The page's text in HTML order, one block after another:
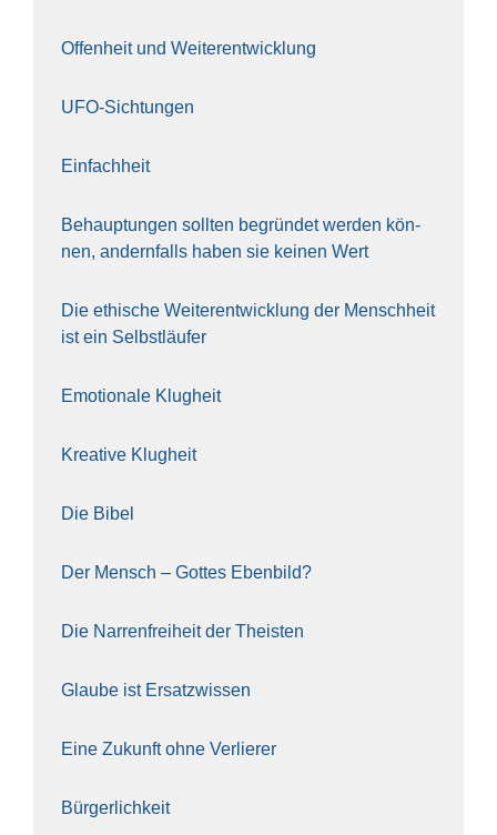
Offen­heit und Wei­ter­ent­wick­lung
UFO-Sich­tun­gen
Ein­fach­heit
Behaup­tun­gen soll­ten begrün­det wer­den kön­
nen, andern­falls haben sie kei­nen Wert
Die ethi­sche Wei­ter­ent­wick­lung der Mensch­heit
ist ein Selbst­läu­fer
Emo­tio­na­le Klug­heit
Krea­ti­ve Klug­heit
Die Bibel
Der Mensch – Got­tes Eben­bild?
Die Nar­ren­frei­heit der The­is­ten
Glau­be ist Ersatz­wis­sen
Eine Zukunft ohne Ver­lie­rer
Bür­ger­lich­keit